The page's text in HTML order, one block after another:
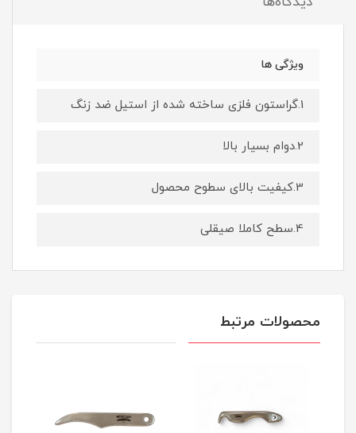
ویژگی ها
1.گراستون فلزی ساخته شده از استیل ضد زنگ
2.دوام بسیار بالا
3.کیفیت بالای سطوح محصول
4.سطح کاملا صیقلی
محصولات مرتبط